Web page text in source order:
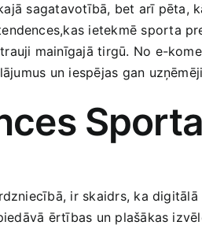
sagatavotībā, bet‌ arī pēta,
ietekmē sporta‍
mainīgajā tirgū. No e-
un iespējas gan
ir skaidrs, ka
ērtības un plašākas